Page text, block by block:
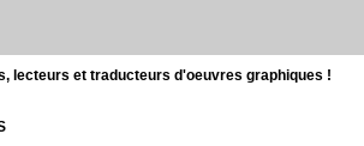
lecteurs et traducteurs d'oeuvres graphiques !